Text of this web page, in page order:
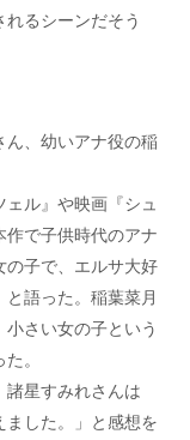
るシーンだそう
ん、幼いアナ役の稲
ル』や映画『シュ
で子供時代のアナ
の子で、エルサ大好
語った。稲葉菜月
さい女の子という
。
星すみれさんは
ました。」と感想を